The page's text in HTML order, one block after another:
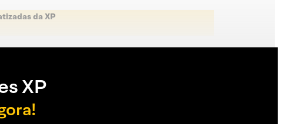
da XP
XP